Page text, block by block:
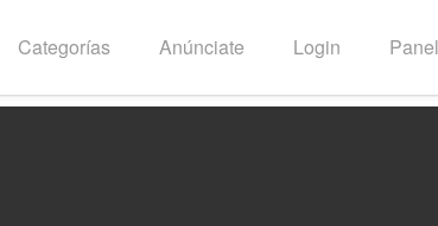
Categorías Anúnciate Login